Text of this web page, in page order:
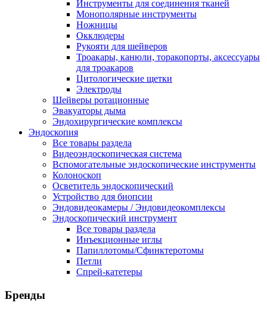
Инструменты для соединения тканей
Монополярные инструменты
Ножницы
Окклюдеры
Рукояти для шейверов
Троакары, канюли, торакопорты, аксессуары
для троакаров
Цитологические щетки
Электроды
Шейверы ротационные
Эвакуаторы дыма
Эндохирургические комплексы
Эндоскопия
Все товары раздела
Видеоэндоскопическая система
Вспомогательные эндоскопические инструменты
Колоноскоп
Осветитель эндоскопический
Устройство для биопсии
Эндовидеокамеры / Эндовидеокомплексы
Эндоскопический инструмент
Все товары раздела
Инъекционные иглы
Папиллотомы/Сфинктеротомы
Петли
Спрей-катетеры
Бренды